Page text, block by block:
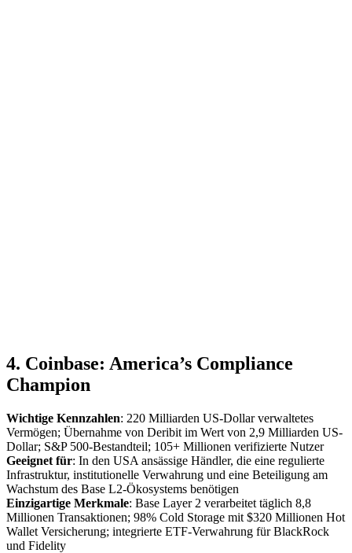
4. Coinbase: America’s Compliance
Champion
Wichtige Kennzahlen: 220 Milliarden US-Dollar verwaltetes
Vermögen; Übernahme von Deribit im Wert von 2,9 Milliarden US-
Dollar; S&P 500-Bestandteil; 105+ Millionen verifizierte Nutzer
Geeignet für: In den USA ansässige Händler, die eine regulierte
Infrastruktur, institutionelle Verwahrung und eine Beteiligung am
Wachstum des Base L2-Ökosystems benötigen
Einzigartige Merkmale: Base Layer 2 verarbeitet täglich 8,8
Millionen Transaktionen; 98% Cold Storage mit $320 Millionen Hot
Wallet Versicherung; integrierte ETF-Verwahrung für BlackRock
und Fidelity